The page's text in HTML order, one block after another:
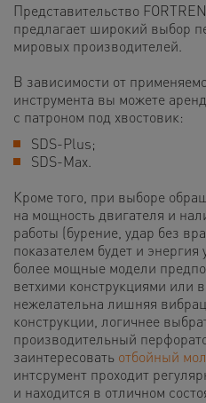
Представительство
предлагает широкий выбор
мировых производителей.
В зависимости от
инструмента вы можете
с патроном под хвостовик:
SDS-Plus;
SDS-Max.
Кроме того, при выборе
на мощность двигателя и
работы (бурение, удар без
показателем будет и энергия
более мощные модели
ветхими конструкциями или
нежелательна лишняя
конструкции, логичнее
производительный
заинтересовать отбойный
интсрумент проходит
и находится в отличном